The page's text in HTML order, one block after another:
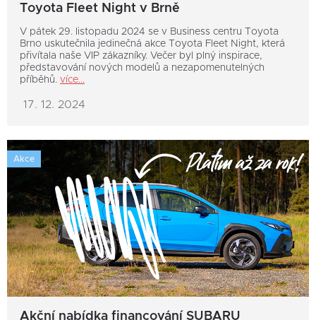
Toyota Fleet Night v Brně
V pátek 29. listopadu 2024 se v Business centru Toyota
Brno uskutečnila jedinečná akce Toyota Fleet Night, která
přivítala naše VIP zákazníky. Večer byl plný inspirace,
představování nových modelů a nezapomenutelných
příběhů. více...
17. 12. 2024
Akce
Akční nabídka financování SUBARU